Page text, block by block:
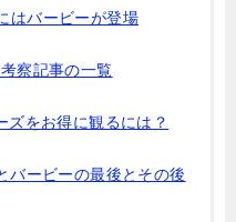
はバービーが登場
察記事の一覧
ズをお得に観るには？
バービーの最後とその後